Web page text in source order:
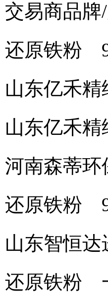
交易商品牌
还原铁粉
山东亿禾
山东亿禾
河南森蒂环
还原铁粉
山东智恒
还原铁粉